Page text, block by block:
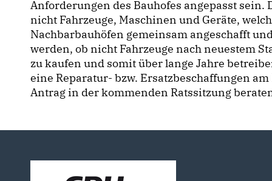
Anforderungen des Bauhofes angepasst
nicht Fahrzeuge, Maschinen und Geräte,
Nachbarbauhöfen gemeinsam angeschafft
werden, ob nicht Fahrzeuge nach neuestem
zu kaufen und somit über lange Jahre
eine Reparatur- bzw. Ersatzbeschaffungen
Antrag in der kommenden Ratssitzung